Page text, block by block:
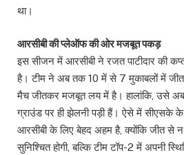
था।
आरसीबी की प्लेऑफ की ओर मजबूत पकड़
इस सीजन में आरसीबी ने रजत पाटीदार की
है। टीम ने अब तक 10 में से 7 मुकाबलों में जीत
मैच जीतकर मजबूत लय में है। हालांकि, उसे अब
ग्राउंड पर ही झेलनी पड़ी हैं। ऐसे में सीएसके के
आरसीबी के लिए बेहद अहम है, क्योंकि जीत
सुनिश्चित होगी, बल्कि टीम टॉप-2 में अपनी